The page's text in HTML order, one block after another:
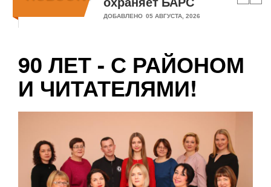
ДОБАВЛЕНО 05 АВГУСТА, 2026
90 ЛЕТ - С РАЙОНОМ
И ЧИТАТЕЛЯМИ!